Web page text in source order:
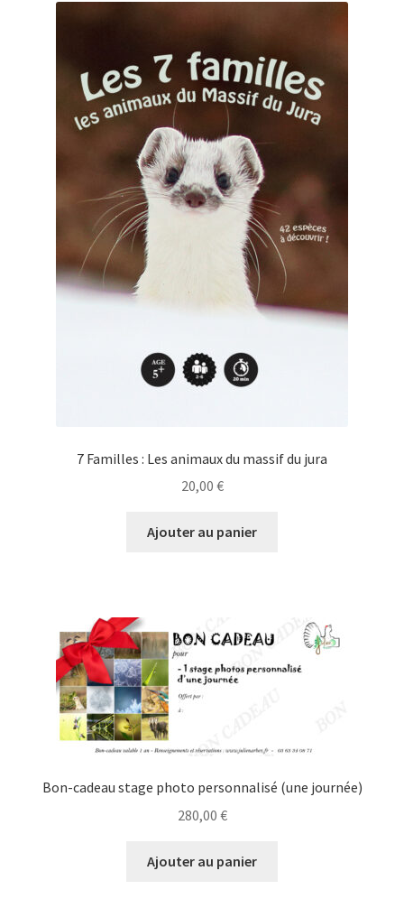
Mon compte
Validation de la commande
Validation de la commande
7 Familles : Les animaux du massif du jura
20,00 €
Ajouter au panier
Bon-cadeau stage photo personnalisé (une journée)
280,00 €
Ajouter au panier